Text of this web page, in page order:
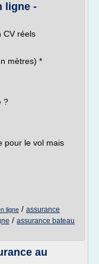
ligne -
CV réels
mètres) *
?
pour le vol mais
ligne / assurance
/ assurance bateau
au